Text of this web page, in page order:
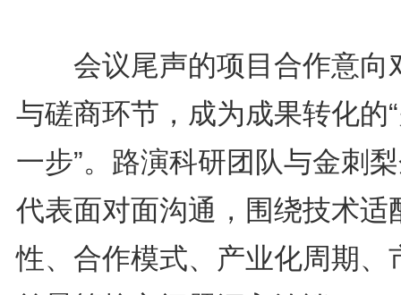
会议尾声的项目合作意向
与磋商环节，成为成果转化的
一步”。路演科研团队与金刺
代表面对面沟通，围绕技术适
性、合作模式、产业化周期、